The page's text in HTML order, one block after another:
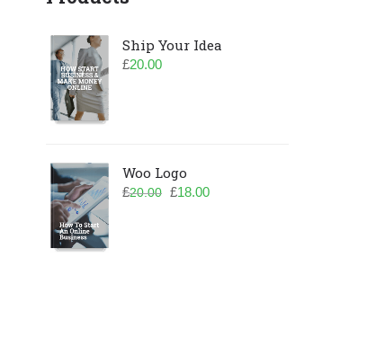
Ship Your Idea
£20.00
Woo Logo
£20.00 元
£18.00現